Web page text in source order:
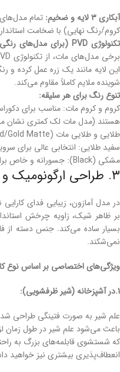
آبکاری ۳ لایه و ضخیم:
تمام
کروم/رنگ نهایی) با ضخامت استاندارد ۲۰ تا ۲۵ میکرون
تکنولوژی PVD (برای مدل‌های رنگی):
این لایه مانند یک زره عمل کرده
شوینده ملایم کاملاً مقاوم می‌کند.
تنوع رنگ برای هر سلیقه:
کروم و کروم مات: مناسب برای
هستند (مدل مات لک کمتری نشان
طلایی و طلایی مات (Gold/Gold Matte): نماد تجمل برای فضاهای کلاسیک.
سفید طلایی: انتخابی عالی برای
مشکی (Black): جسورانه و خاص برای فضاهای صنعتی و مینیمال.
۳. طراحی ارگونومیک و جزئیات مهندسی
در مدل آمازون، زیبایی فدای
بر ظاهر شیک، زاویه چرخش
بسیار ساده می‌کند. جنس دسته از
نمی‌شکند.
ویژگی‌های اختصاصی بر اساس نوع
1.در آشپزخانه (شیر ظرفشویی):
علم شیر به صورت فتینگی طراحی
باعث می‌شود علم شیر در طول زمان
که شستشوی قابلمه‌های بزرگ به
انعطاف‌پذیری بیشتری نیز خواهید